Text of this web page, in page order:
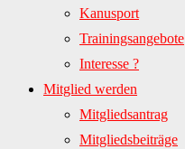
Kanusport
Trainingsangebote
Interesse ?
Mitglied werden
Mitgliedsantrag
Mitgliedsbeiträge